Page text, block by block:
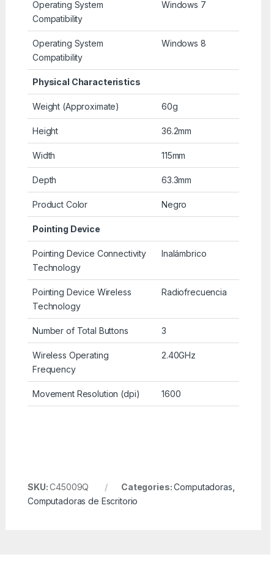
Operating System
Compatibility
Windows 7
Operating System
Compatibility
Windows 8
Physical Characteristics
Weight (Approximate) 60g
Height 36.2mm
Width 115mm
Depth 63.3mm
Product Color Negro
Pointing Device
Pointing Device Connectivity
Technology
Inalámbrico
Pointing Device Wireless
Technology
Radiofrecuencia
Number of Total Buttons 3
Wireless Operating
Frequency
2.40GHz
Movement Resolution (dpi) 1600
SKU:C45009Q Categories:Computadoras
Computadoras de Escritorio